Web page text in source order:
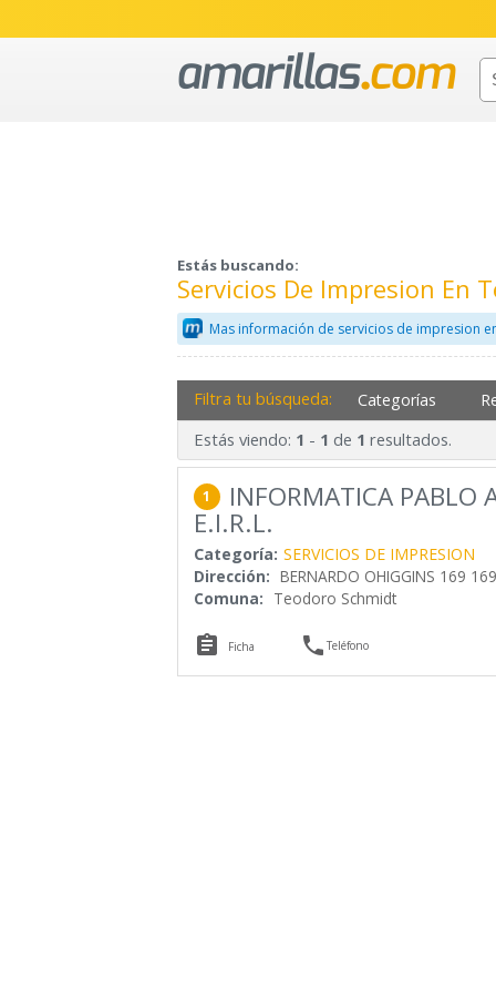
Estás buscando:
Servicios De Impresion En
Mas información de servicios de impresion
Filtra tu búsqueda: Categorías
Estás viendo: 1 - 1 de 1 resultados.
1 INFORMATICA PABLO
E.I.R.L.
Categoría: SERVICIOS DE IMPRESION
Dirección: BERNARDO OHIGGINS 169 169
Comuna: Teodoro Schmidt
 Ficha Teléfono